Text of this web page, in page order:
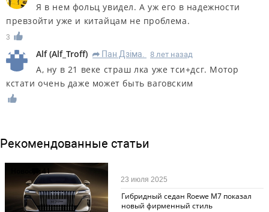
Я в нем фольц увидел. А уж его в надежности
превзойти уже и китайцам не проблема.
3
Alf(Alf_Troff) R Пан Дзiма. 8 лет назад
А, ну в 21 веке страш лка уже тси+дсг. Мотор
кстати очень даже может быть ваговским
Рекомендованные статьи
41
Гибридный седан Roewe M7 показал
новый фирменный стиль
23 июля 2025